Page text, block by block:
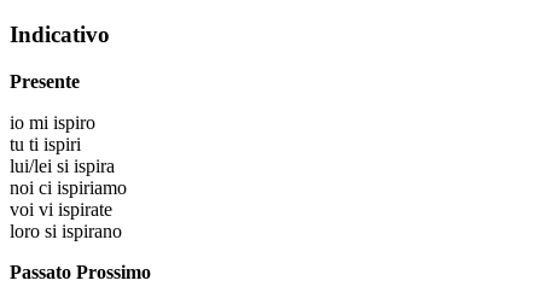
Indicativo
Presente
io mi ispiro
tu ti ispiri
lui/lei si ispira
noi ci ispiriamo
voi vi ispirate
loro si ispirano
Passato Prossimo